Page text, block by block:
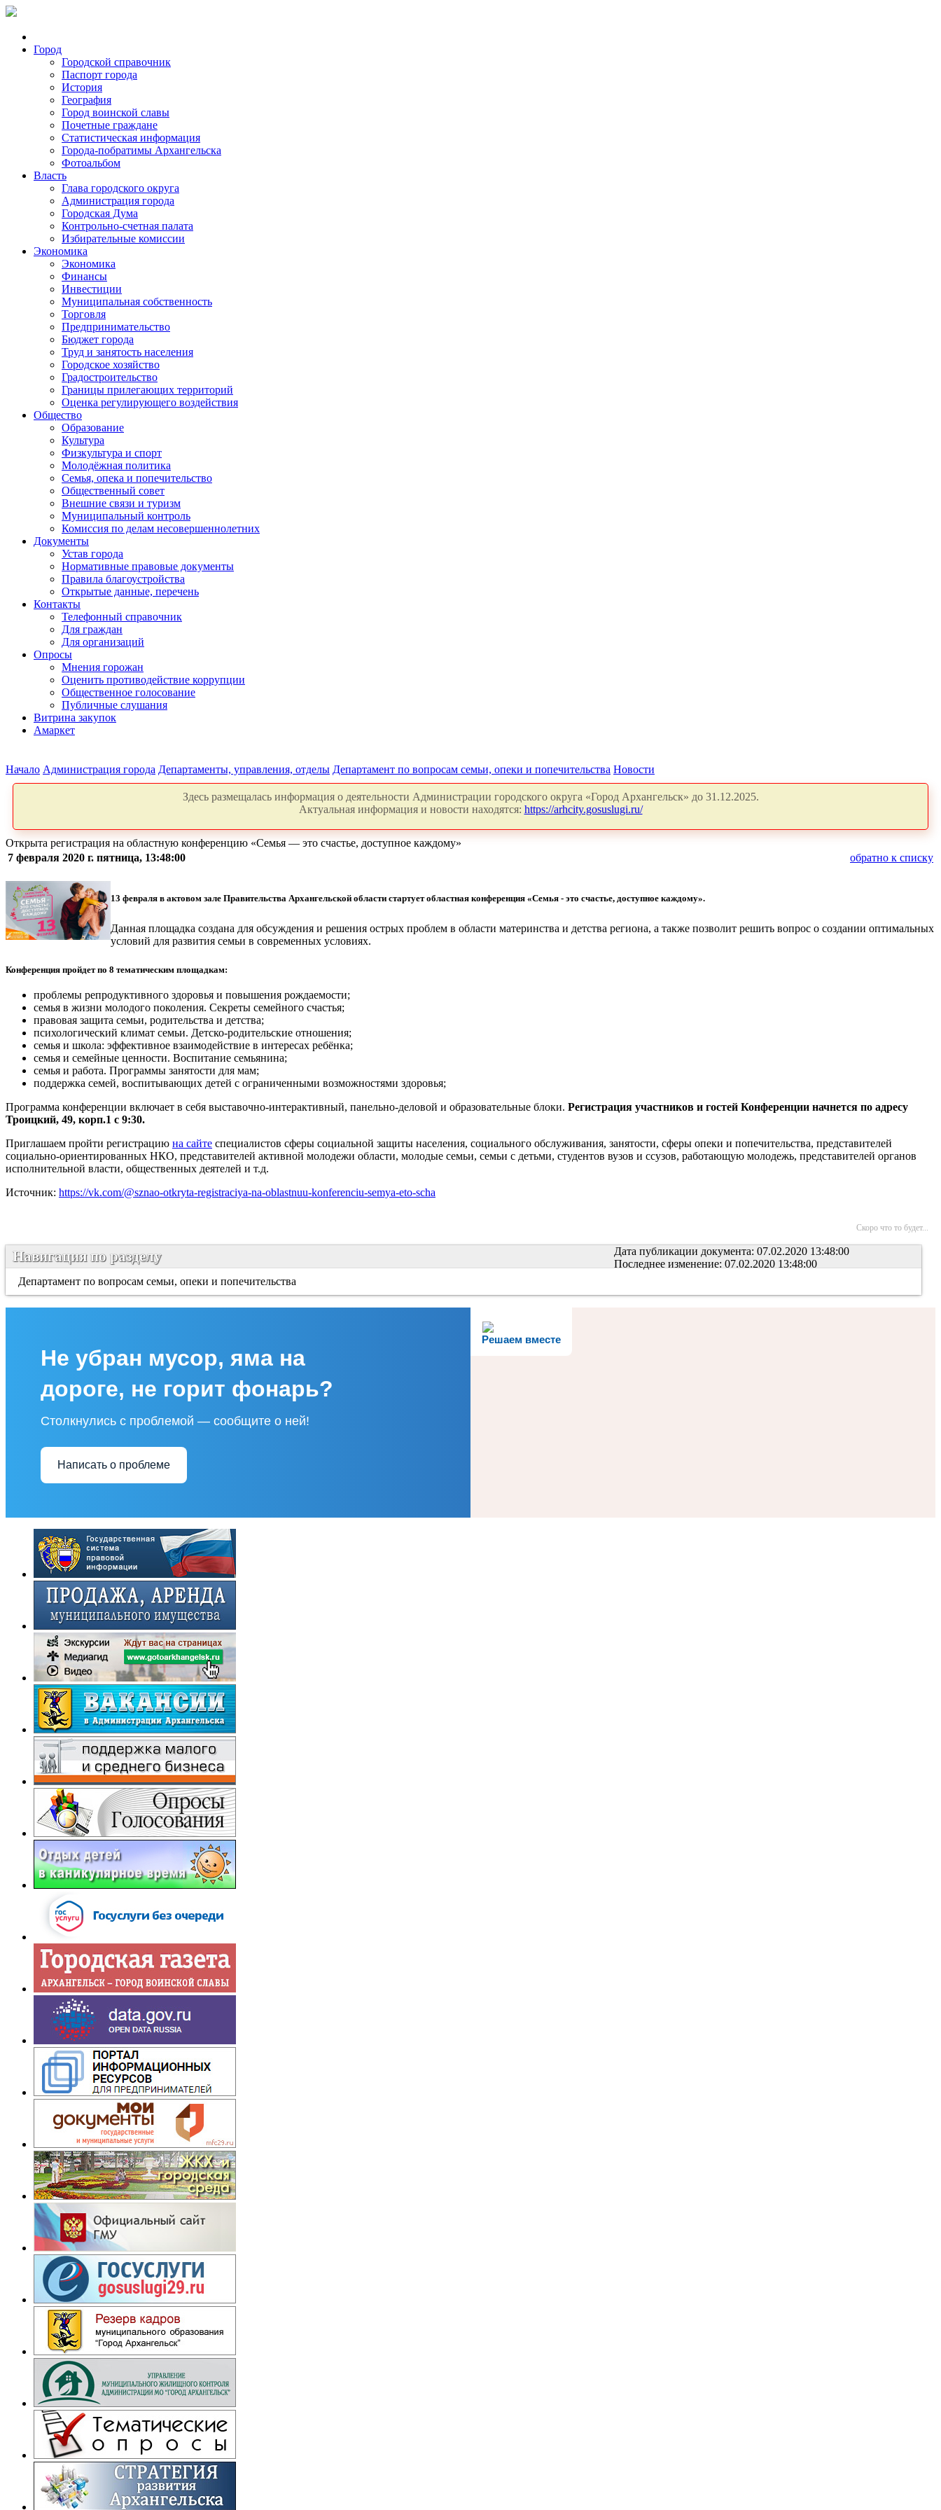
Город
Городской справочник
Паспорт города
История
География
Город воинской славы
Почетные граждане
Статистическая информация
Города-побратимы Архангельска
Фотоальбом
Власть
Глава городского округа
Администрация города
Городская Дума
Контрольно-счетная палата
Избирательные комиссии
Экономика
Экономика
Финансы
Инвестиции
Муниципальная собственность
Торговля
Предпринимательство
Бюджет города
Труд и занятость населения
Городское хозяйство
Градостроительство
Границы прилегающих территорий
Оценка регулирующего воздействия
Общество
Образование
Культура
Физкультура и спорт
Молодёжная политика
Семья, опека и попечительство
Общественный совет
Внешние связи и туризм
Муниципальный контроль
Комиссия по делам несовершеннолетних
Документы
Устав города
Нормативные правовые документы
Правила благоустройства
Открытые данные, перечень
Контакты
Телефонный справочник
Для граждан
Для организаций
Опросы
Мнения горожан
Оценить противодействие коррупции
Общественное голосование
Публичные слушания
Витрина закупок
Амаркет
Начало Администрация города Департаменты, управления, отделы Департамент по вопросам семьи, опеки и попечительства Новости
Здесь размещалась информация о деятельности Администрации городского округа «Город Архангельск» до 31.12.2025.
Актуальная информация и новости находятся: https://arhcity.gosuslugi.ru/
Открыта регистрация на областную конференцию «Семья — это счастье, доступное каждому»
7 февраля 2020 г. пятница, 13:48:00
обратно к списку
13 февраля в актовом зале Правительства Архангельской области стартует областная конференция «Семья - это счастье, доступное каждому».
Данная площадка создана для обсуждения и решения острых проблем в области материнства и детства региона, а также позволит решить вопрос о создании оптимальных
условий для развития семьи в современных условиях.
Конференция пройдет по 8 тематическим площадкам:
проблемы репродуктивного здоровья и повышения рождаемости;
семья в жизни молодого поколения. Секреты семейного счастья;
правовая защита семьи, родительства и детства;
психологический климат семьи. Детско-родительские отношения;
семья и школа: эффективное взаимодействие в интересах ребёнка;
семья и семейные ценности. Воспитание семьянина;
семья и работа. Программы занятости для мам;
поддержка семей, воспитывающих детей с ограниченными возможностями здоровья;
Программа конференции включает в себя выставочно-интерактивный, панельно-деловой и образовательные блоки. Регистрация участников и гостей Конференции начнется по адресу
Троицкий, 49, корп.1 с 9:30.
Приглашаем пройти регистрацию на сайте специалистов сферы социальной защиты населения, социального обслуживания, занятости, сферы опеки и попечительства, представителей
социально-ориентированных НКО, представителей активной молодежи области, молодые семьи, семьи с детьми, студентов вузов и ссузов, работающую молодежь, представителей органов
исполнительной власти, общественных деятелей и т.д.
Источник: https://vk.com/@sznao-otkryta-registraciya-na-oblastnuu-konferenciu-semya-eto-scha
Скоро что то будет...
Дата публикации документа: 07.02.2020 13:48:00
Последнее изменение: 07.02.2020 13:48:00
Навигация по разделу
Департамент по вопросам семьи, опеки и попечительства
Решаем вместе
Не убран мусор, яма на
дороге, не горит фонарь?
Столкнулись с проблемой — сообщите о ней!
Написать о проблеме